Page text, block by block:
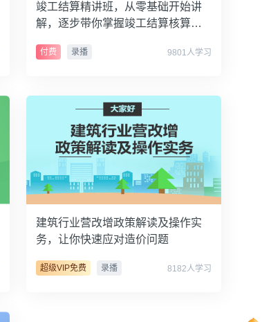
竣工结算精讲班，从零基础开始讲
解，逐步带你掌握竣工结算核算流
付费 录播 9801人学习
建筑行业营改增政策解读及操作实
务，让你快速应对造价问题
超级VIP免费 录播 8182人学习